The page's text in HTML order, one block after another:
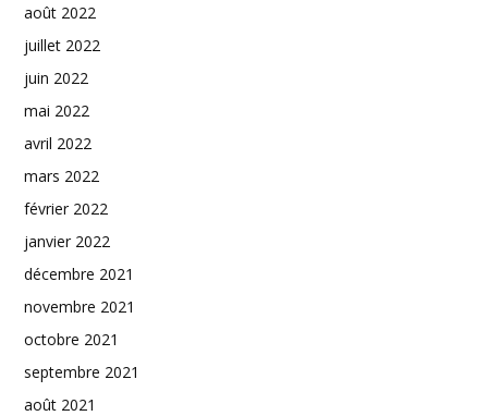
août 2022
juillet 2022
juin 2022
mai 2022
avril 2022
mars 2022
février 2022
janvier 2022
décembre 2021
novembre 2021
octobre 2021
septembre 2021
août 2021